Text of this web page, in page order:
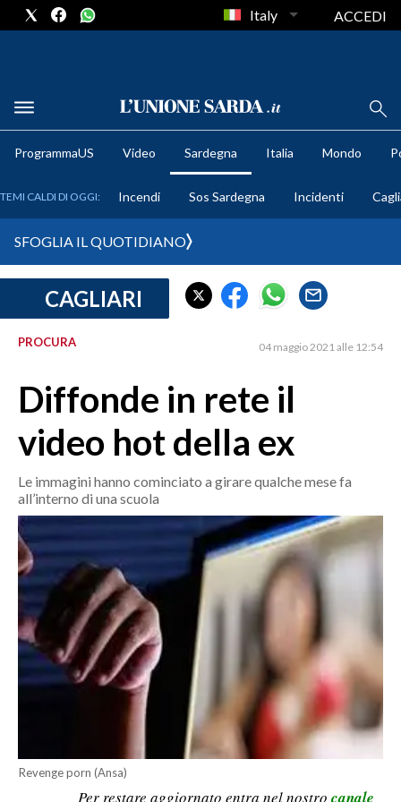
METEO
CRONACA SARDEGNA
MEDIO CAMPIDANO
ORISTANO E PROVINCIA
GALLURA
NUORO E PROVINCIA
OGLIASTRA
AGENDA
CRONACA
ITALIA
MONDO
SERVIZI ALLE IMPRESE
Italy ACCEDI
ProgrammaUS Video Sardegna Italia Mondo
TEMI CALDI DI OGGI: Incendi Sos Sardegna Incidenti
SFOGLIA IL QUOTIDIANO
CAGLIARI
PROCURA 04 maggio 2021 alle 12:54
Diffonde in rete il
video hot della ex
Le immagini hanno cominciato a girare qualche mese fa
all’interno di una scuola
Revenge porn (Ansa)
Per restare aggiornato entra nel nostro canale